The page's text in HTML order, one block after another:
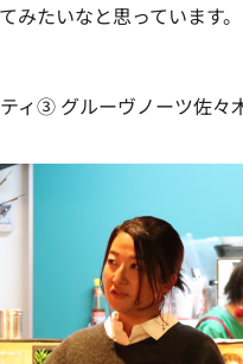
みたいなと思っています
ィ③ グルーヴノーツ佐々